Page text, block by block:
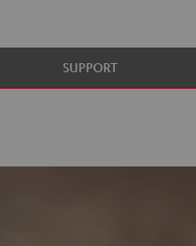
SUPPORT